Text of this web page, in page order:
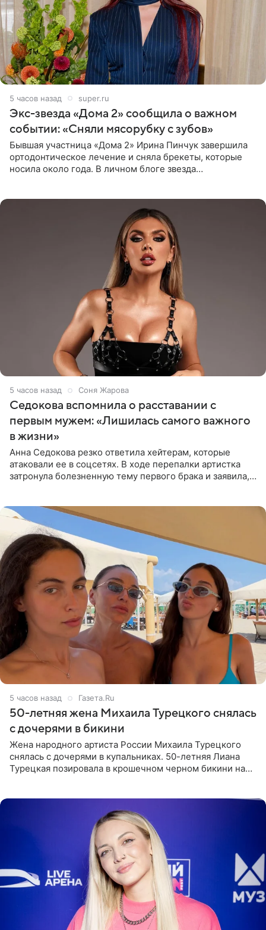
5 часов назад super.ru
Экс-звезда «Дома 2» сообщила о важном
событии: «Сняли мясорубку с зубов»
Бывшая участница «Дома 2» Ирина Пинчук завершила
ортодонтическое лечение и сняла брекеты, которые
носила около года. В личном блоге звезда
5 часов назад Соня Жарова
Седокова вспомнила о расставании с
первым мужем: «Лишилась самого важного
в жизни»
Анна Седокова резко ответила хейтерам, которые
атаковали ее в соцсетях. В ходе перепалки артистка
затронула болезненную тему первого брака и заявила,
5 часов назад Газета.Ru
50-летняя жена Михаила Турецкого снялась
с дочерями в бикини
Жена народного артиста России Михаила Турецкого
снялась с дочерями в купальниках. 50-летняя Лиана
Турецкая позировала в крошечном черном бикини на